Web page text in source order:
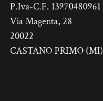
P.Iva-C.F. 13970480961
Via Magenta, 28
20022
CASTANO PRIMO (MI)